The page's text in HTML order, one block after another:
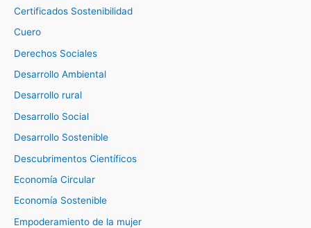
Certificados Sostenibilidad
Cuero
Derechos Sociales
Desarrollo Ambiental
Desarrollo rural
Desarrollo Social
Desarrollo Sostenible
Descubrimentos Científicos
Economía Circular
Economía Sostenible
Empoderamiento de la mujer